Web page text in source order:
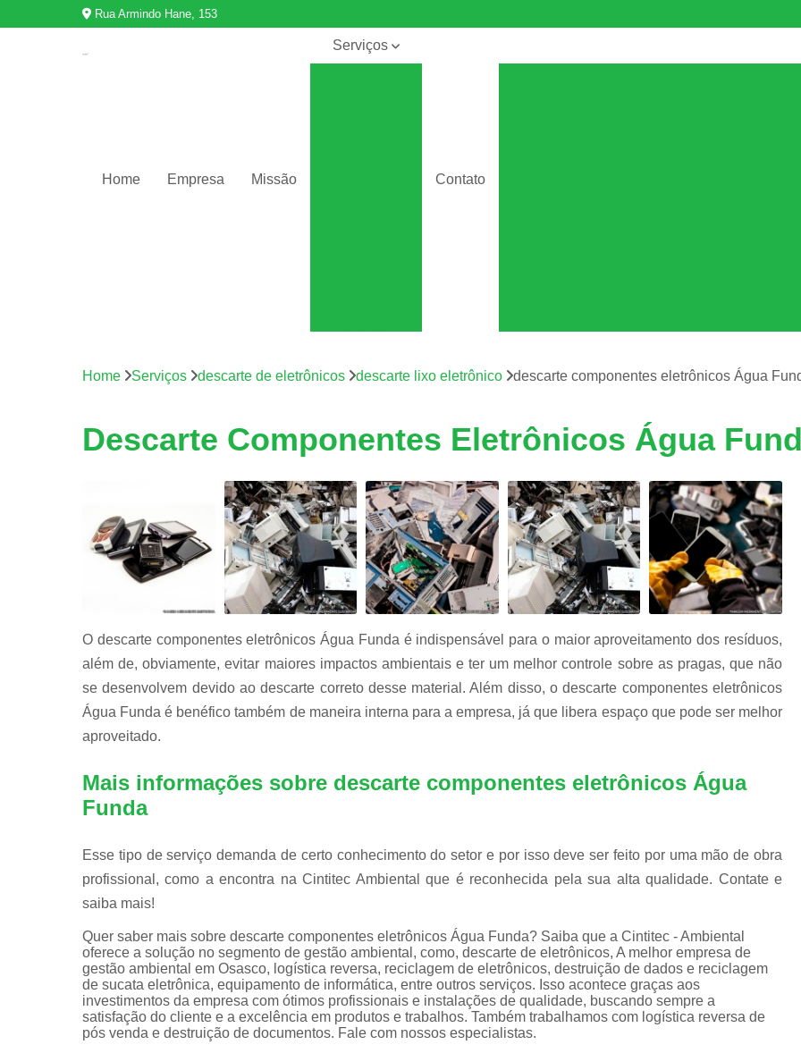
Rua Armindo Hane, 153
Home Empresa Missão
Serviços
de eletrônicos
informática
de placas
Reciclagens
de baterias
Contato
Descarte Equipamentos de
Destruição de Armazenadores
Destruição de Dados e Hd's
Destruição de Dados Trituração
Destruição de Fita Magnética
Destruição
Destruição de Documentos
Destruição Documentos Confidenciais
Destruição Documentos
Destruir Documentos Confidenciais
Equipamentos de Informática no Atacado
Equipamentos e Suprimentos de
Empresas Logística Reversa
Logística Reversa de Eletrônicos
Logística Reversa de Reciclagem
Logística Reversa Lixo Eletrônico
Home Serviços descarte de eletrônicos descarte lixo eletrônico descarte componentes eletrônicos Água
Descarte Componentes Eletrônicos Água
O descarte componentes eletrônicos Água Funda é indispensável para o maior aproveitamento dos resíduos,
além de, obviamente, evitar maiores impactos ambientais e ter um melhor controle sobre as pragas, que não
se desenvolvem devido ao descarte correto desse material. Além disso, o descarte componentes eletrônicos
Água Funda é benéfico também de maneira interna para a empresa, já que libera espaço que pode ser melhor
aproveitado.
Mais informações sobre descarte componentes eletrônicos Água
Funda
Esse tipo de serviço demanda de certo conhecimento do setor e por isso deve ser feito por uma mão de obra
profissional, como a encontra na Cintitec Ambiental que é reconhecida pela sua alta qualidade. Contate e
saiba mais!
Quer saber mais sobre descarte componentes eletrônicos Água Funda? Saiba que a Cintitec - Ambiental
oferece a solução no segmento de gestão ambiental, como, descarte de eletrônicos, A melhor empresa de
gestão ambiental em Osasco, logística reversa, reciclagem de eletrônicos, destruição de dados e reciclagem
de sucata eletrônica, equipamento de informática, entre outros serviços. Isso acontece graças aos
investimentos da empresa com ótimos profissionais e instalações de qualidade, buscando sempre a
satisfação do cliente e a excelência em produtos e trabalhos. Também trabalhamos com logística reversa de
pós venda e destruição de documentos. Fale com nossos especialistas.